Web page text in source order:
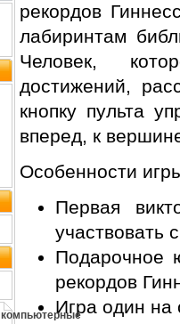
компьютерные
рекордов
лабиринтам
Человек,
достижений,
кнопку пульта
вперед, к
Особенности
Первая
участвовать
Подарочное
рекордов
Игра один на